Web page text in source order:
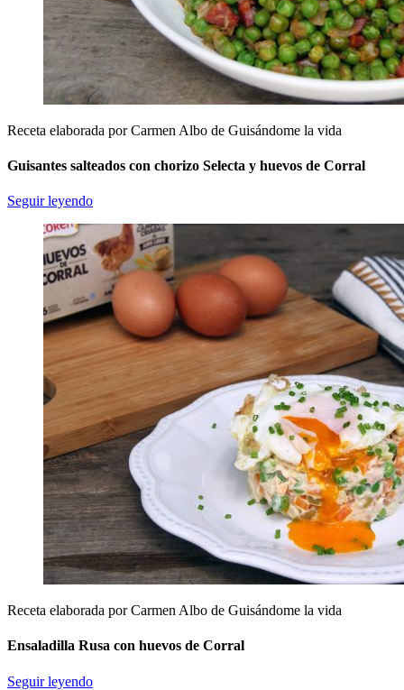
Receta elaborada por Carmen Albo de Guisándome la vida
Guisantes salteados con chorizo Selecta y huevos de Corral
Seguir leyendo
Receta elaborada por Carmen Albo de Guisándome la vida
Ensaladilla Rusa con huevos de Corral
Seguir leyendo